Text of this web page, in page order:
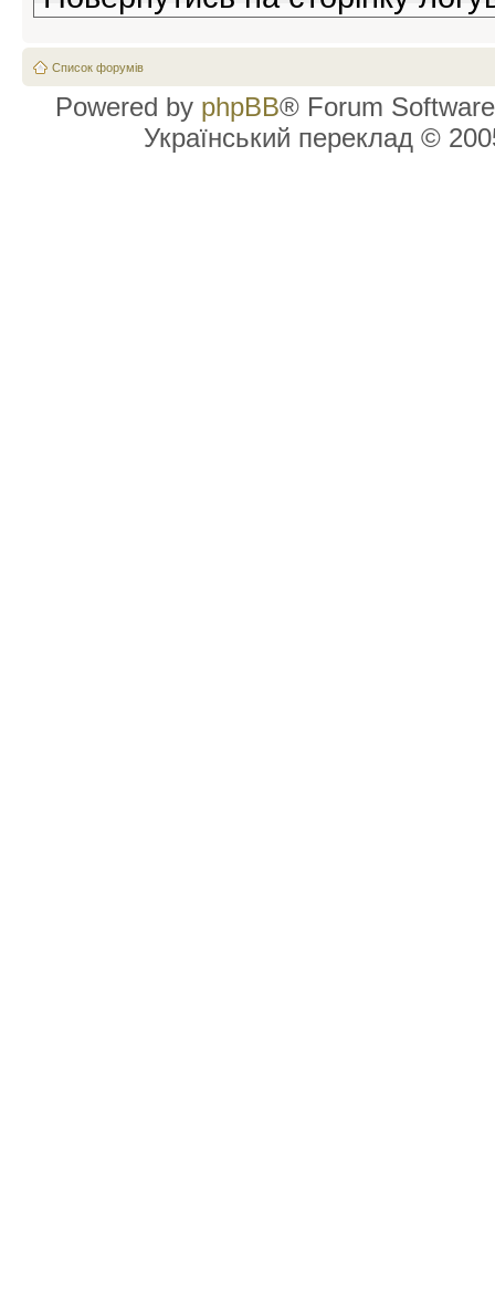
Список форумів
Powered by phpBB® Forum
Український переклад ©